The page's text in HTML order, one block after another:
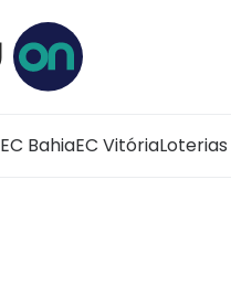
EC BahiaEC VitóriaLoterias